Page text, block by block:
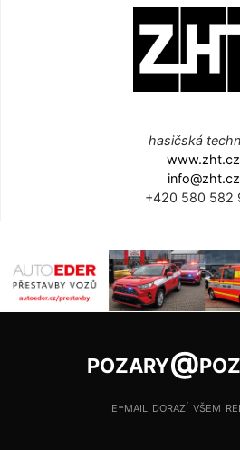
hasičská
www.zht.cz
info@zht.cz
+420 580 582
e-mail dorazí všem